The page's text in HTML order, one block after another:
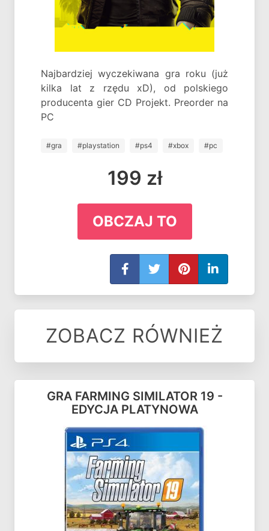
Najbardziej wyczekiwana gra roku (już
kilka lat z rzędu xD), od polskiego
producenta gier CD Projekt. Preorder na
PC
#gra #playstation #ps4 #xbox #pc
199 zł
OBCZAJ TO
ZOBACZ RÓWNIEŻ
GRA FARMING SIMILATOR 19 -
EDYCJA PLATYNOWA